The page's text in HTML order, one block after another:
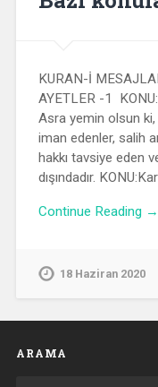
KURAN-İ
AYETLER -1
Asra yemin olsun
iman edenler, salih
hakkı tavsiye eden
dışındadır.
Continue Reading →
18 Haziran 2020
ARAMA